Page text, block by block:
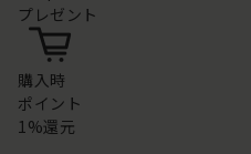
プレゼント
購入時
ポイント
1%還元